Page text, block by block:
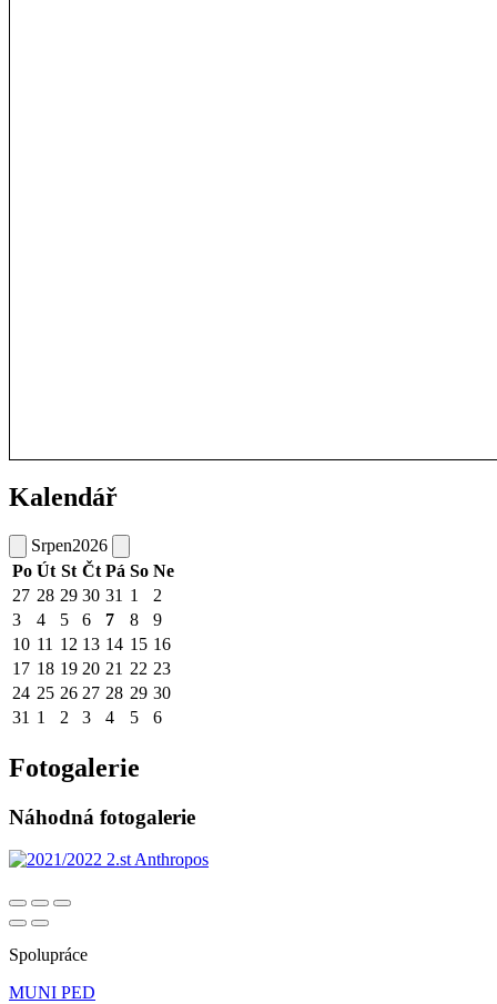
Kalendář
Srpen2026
Po Út St Čt Pá So Ne
27 28 29 30 31 1
2
3
4 5 6 7 8
9
10 11 12 13 14 15 16
17 18 19 20 21 22 23
24 25 26 27 28 29 30
31 1 2 3 4 5 6
Fotogalerie
Náhodná fotogalerie
Spolupráce
MUNI PED